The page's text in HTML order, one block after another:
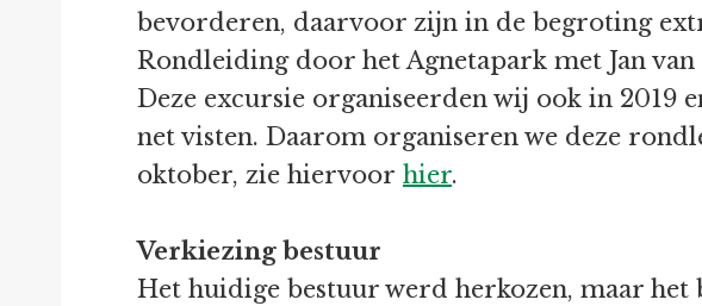
bevorderen, daarvoor zijn in de begroting
Rondleiding door het Agnetapark met Jan van
Deze excursie organiseerden wij ook in 2019
net visten. Daarom organiseren we deze
oktober, zie hiervoor hier.
Verkiezing bestuur
Het huidige bestuur werd herkozen, maar het